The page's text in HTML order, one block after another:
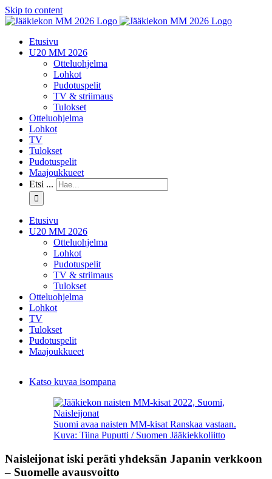
Skip to content
Etusivu
U20 MM 2026
Otteluohjelma
Lohkot
Pudotuspelit
TV & striimaus
Tulokset
Otteluohjelma
Lohkot
TV
Tulokset
Pudotuspelit
Maajoukkueet
Etsi ...
Etusivu
U20 MM 2026
Otteluohjelma
Lohkot
Pudotuspelit
TV & striimaus
Tulokset
Otteluohjelma
Lohkot
TV
Tulokset
Pudotuspelit
Maajoukkueet
Katso kuvaa isompana
Suomi avaa naisten MM-kisat Ranskaa vastaan.
Kuva: Tiina Puputti / Suomen Jääkiekkoliitto
Naisleijonat iski peräti yhdeksän Japanin verkkoon
– Suomelle avausvoitto